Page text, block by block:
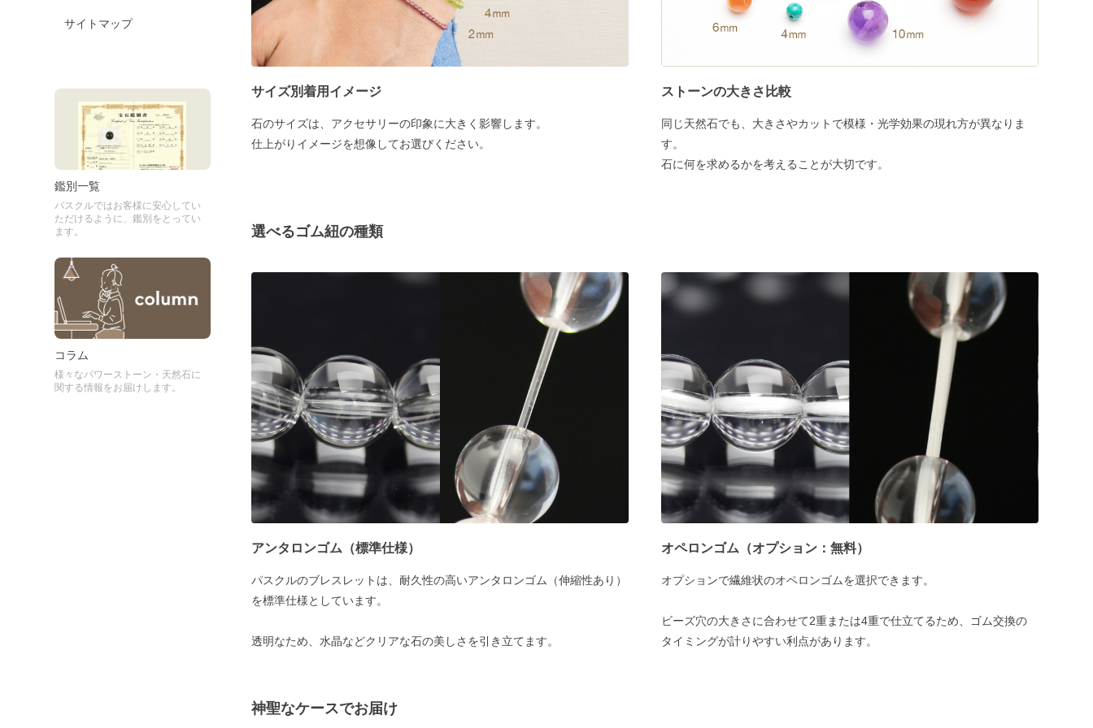
サイトマップ
鑑別一覧
パスクルではお客様に安心してい
ただけるように、鑑別をとってい
ます。
コラム
様々なパワーストーン・天然石に
関する情報をお届けします。
サイズ別着用イメージ
石のサイズは、アクセサリーの印象に大きく影響します。
仕上がりイメージを想像してお選びください。
ストーンの大きさ比較
同じ天然石でも、大きさやカットで模様・光学効果の現れ方が異なりま
す。
石に何を求めるかを考えることが大切です。
選べるゴム紐の種類
アンタロンゴム（標準仕様）
パスクルのブレスレットは、耐久性の高いアンタロンゴム（伸縮性あり）
を標準仕様としています。
透明なため、水晶などクリアな石の美しさを引き立てます。
オペロンゴム（オプション：無料）
オプションで繊維状のオペロンゴムを選択できます。
ビーズ穴の大きさに合わせて2重または4重で仕立てるため、ゴム交換の
タイミングが計りやすい利点があります。
神聖なケースでお届け